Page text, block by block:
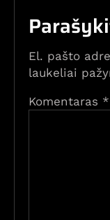
El. pašto
laukeliai
Komentaras *